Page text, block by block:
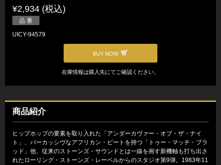
¥2,934 (税込)
品 番
UICY-94579
BUY NOW
在庫情報は購入先にてご確認ください。
商品紹介
ヒップホップの要素を取り入れた「アンダーカヴァー・オブ・ザ・ナイ
ト」、パーカッシヴなアフリカン・ビートを持つ「トゥー・マッチ・ブラ
ッド」他、従来のストーンズ・サウンドとは一線を画す新機軸も打ち出さ
れたローリング・ストーンズ・レーベルからのスタジオ第9弾。1983年11